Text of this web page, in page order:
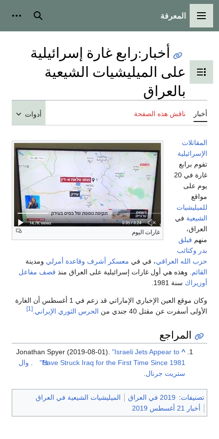
القائمة الرئيسية
المعرفة بحث
تبديل عرض جدول المحتويات
أخبار :رابع غارة إسرائيلية
على الميليشيات الشيعية
بالعراق
أخبار ناقش هذه الصفحة أدوات
غارات اليوم
المقاتلات
الإسرائيلية
تقوم برابع
غارة في 20
يوم على
مواقع
للميليشيات
الشيعية في
العراق،
منهم فيلق
بدر وكتائب
حزب الله العراقي، في في معسكر أشرف وقاعدة أمرلي ومدينة
القائم
. وهذه هي أول غارات إسرائيلية على العراق منذ قصف مفاعل
أوزيراك سنة 1981.
وكان موقع العين الإخباري الإماراتي قد زعم في 1 أغسطس أن الغارة
الأولى أسفرت عن مقتل 40 جندي من
الحرس الثوري الإيراني [1]
المراجع
^
Jonathan Spyer (2019-08-01)."Israeli Jets Appear to
Have Struck Iraq for the First Time Since 1981"
وال
ستريت جرنال
تصنيفات: 2019 في العراق
الميليشيات الشيعية في العراق
أخبار 21 أغسطس 2019